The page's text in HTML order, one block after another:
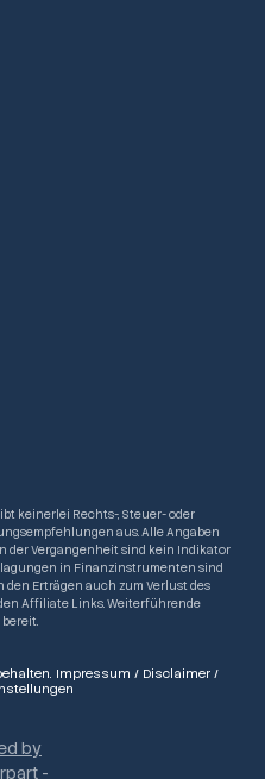
keinerlei Rechts-, Steuer- oder
aus. Alle Angaben
der Vergangenheit sind kein Indikator
in Finanzinstrumenten sind
Erträgen auch zum Verlust des
Affiliate Links. Weiterführende
Impressum / Disclaimer /